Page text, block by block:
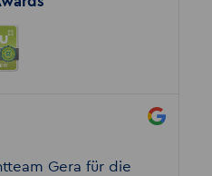
Gera für die